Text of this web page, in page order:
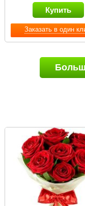
Заказать в один
Купить